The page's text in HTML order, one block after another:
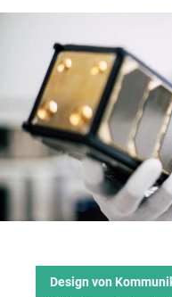
Design von